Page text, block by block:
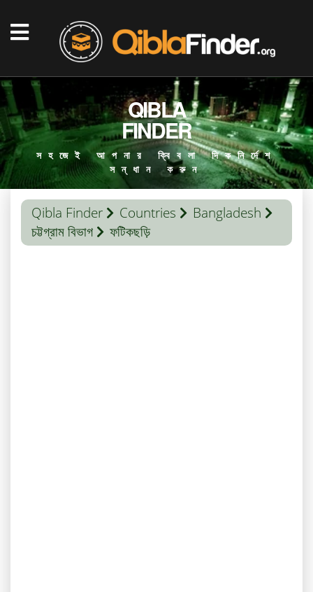
QIBLA
FINDER
সহজেই আপনার ক্বিবলা দিকনির্দেশ
সন্ধান করুন
Qibla Finder Countries
Bangladesh
চট্টগ্রাম বিভাগ
ফটিকছড়ি